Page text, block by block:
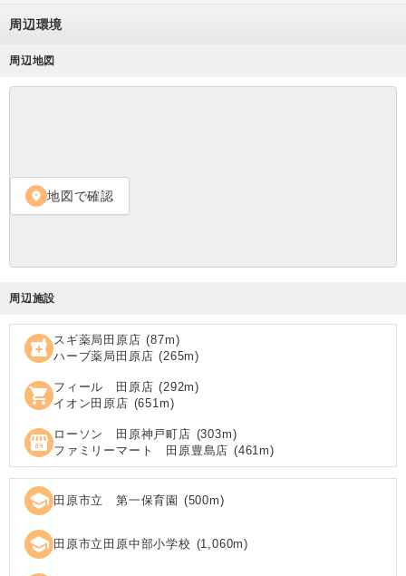
周辺環境
周辺地図
location_on 地図で確認
周辺施設
local_pharmacy スギ薬局田原店 (87m)
ハーブ薬局田原店 (265m)
shopping_cart フィール 田原店 (292m)
イオン田原店 (651m)
local_convenience_store ローソン 田原神戸町店 (303m)
ファミリーマート 田原豊島店 (461m)
school 田原市立 第一保育園 (500m)
school 田原市立田原中部小学校 (1,060m)